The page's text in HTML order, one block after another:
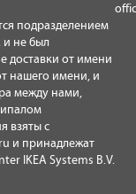
подразделением
и не был
доставки от имени
нашего имени, и
между нами,
взяты с
и принадлежат
IKEA Systems B.V.